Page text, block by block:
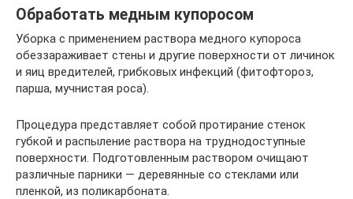
Обработать медным купоросом
Уборка с применением раствора медного купороса
обеззараживает стены и другие поверхности от личинок
и яиц вредителей, грибковых инфекций (фитофтороз,
парша, мучнистая роса).
Процедура представляет собой протирание стенок
губкой и распыление раствора на труднодоступные
поверхности. Подготовленным раствором очищают
различные парники — деревянные со стеклами или
пленкой, из поликарбоната.